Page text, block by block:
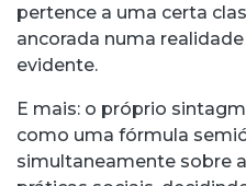
pertence a uma certa
ancorada numa
evidente.
E mais: o próprio
como uma fórmula
simultaneamente sobre